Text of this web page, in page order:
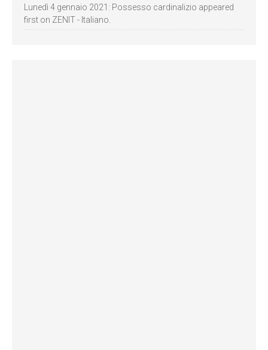
Lunedì 4 gennaio 2021: Possesso cardinalizio appeared
first on ZENIT - Italiano.